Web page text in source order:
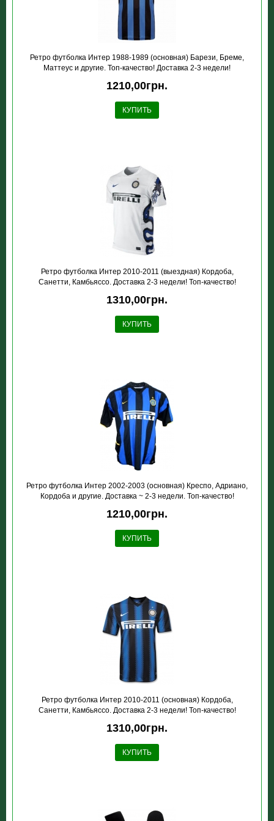
Ретро футболка Интер 1988-1989 (основная) Барези, Бреме,
Маттеус и другие. Топ-качество! Доставка 2-3 недели!
1210,00грн.
КУПИТЬ
Ретро футболка Интер 2010-2011 (выездная) Кордоба,
Санетти, Камбьяссо. Доставка 2-3 недели! Топ-качество!
1310,00грн.
КУПИТЬ
Ретро футболка Интер 2002-2003 (основная) Креспо, Адриано,
Кордоба и другие. Доставка ~ 2-3 недели. Топ-качество!
1210,00грн.
КУПИТЬ
Ретро футболка Интер 2010-2011 (основная) Кордоба,
Санетти, Камбьяссо. Доставка 2-3 недели! Топ-качество!
1310,00грн.
КУПИТЬ